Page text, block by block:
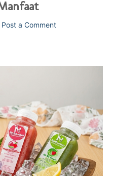
Post a Comment